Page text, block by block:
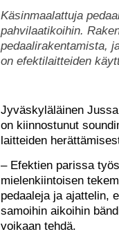
Käsinmaalattuja
pahvilaatikoihin.
pedaalirakentamista,
on efektilaitteiden
Jyväskyläläinen
on kiinnostunut
laitteiden
– Efektien parissa
mielenkiintoisen
pedaaleja ja ajattelin,
samoihin aikoihin
voikaan tehdä.